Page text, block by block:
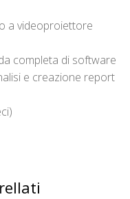
a videoproiettore
completa di software
e creazione report